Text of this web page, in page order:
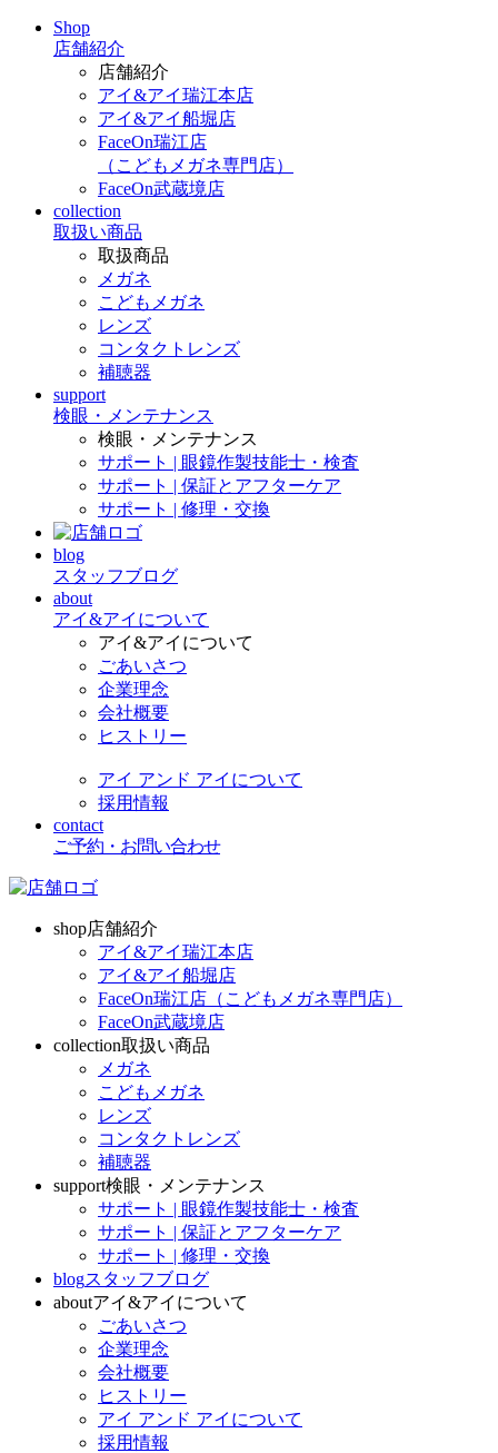
Shop
店舗紹介
店舗紹介
アイ&アイ瑞江本店
アイ&アイ船堀店
FaceOn瑞江店
（こどもメガネ専門店）
FaceOn武蔵境店
collection
取扱い商品
取扱商品
メガネ
こどもメガネ
レンズ
コンタクトレンズ
補聴器
support
検眼・メンテナンス
検眼・メンテナンス
サポート | 眼鏡作製技能士・検査
サポート | 保証とアフターケア
サポート | 修理・交換
blog
スタッフブログ
about
アイ&アイについて
アイ&アイについて
ごあいさつ
企業理念
会社概要
ヒストリー
アイ アンド アイについて
採用情報
contact
ご予約・お問い合わせ
shop店舗紹介
アイ&アイ瑞江本店
アイ&アイ船堀店
FaceOn瑞江店（こどもメガネ専門店）
FaceOn武蔵境店
collection取扱い商品
メガネ
こどもメガネ
レンズ
コンタクトレンズ
補聴器
support検眼・メンテナンス
サポート | 眼鏡作製技能士・検査
サポート | 保証とアフターケア
サポート | 修理・交換
blogスタッフブログ
aboutアイ&アイについて
ごあいさつ
企業理念
会社概要
ヒストリー
アイ アンド アイについて
採用情報